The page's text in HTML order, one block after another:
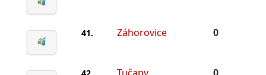
41. Záhorovice 0